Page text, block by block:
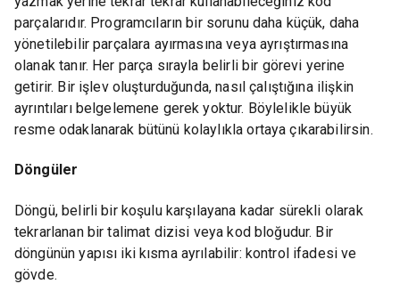
parçalarıdır. Programcıların bir sorunu daha küçük, daha
yönetilebilir parçalara ayırmasına veya ayrıştırmasına
olanak tanır. Her parça sırayla belirli bir görevi yerine
getirir. Bir işlev oluşturduğunda, nasıl çalıştığına ilişkin
ayrıntıları belgelemene gerek yoktur. Böylelikle büyük
resme odaklanarak bütünü kolaylıkla ortaya çıkarabilirsin.
Döngüler
Döngü, belirli bir koşulu karşılayana kadar sürekli olarak
tekrarlanan bir talimat dizisi veya kod bloğudur. Bir
döngünün yapısı iki kısma ayrılabilir: kontrol ifadesi ve
gövde.